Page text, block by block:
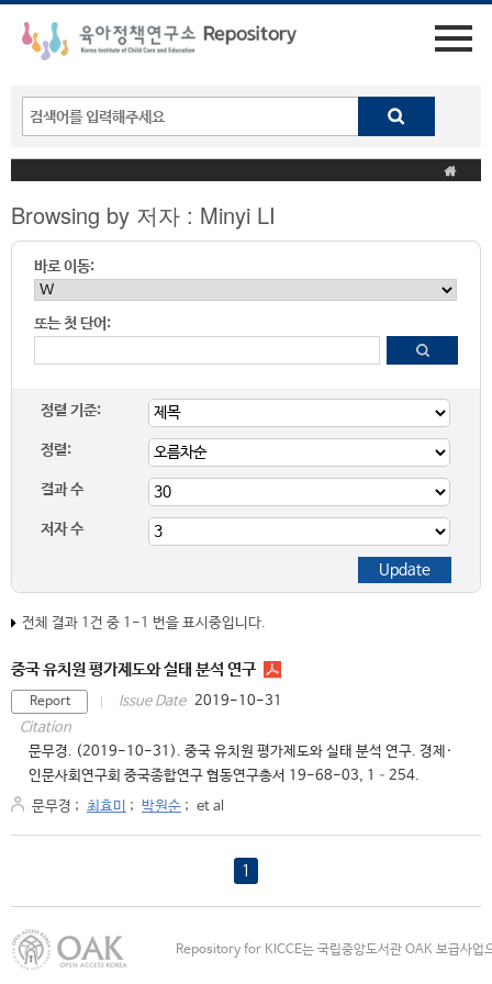
Browsing by 저자 : Minyi LI
바로 이동:
또는 첫 단어:
정렬 기준:
정렬:
결과 수
저자 수
전체 결과 1건 중 1-1 번을 표시중입니다.
중국 유치원 평가제도와 실태 분석 연구
Report Issue Date 2019-10-31
Citation
문무경. (2019-10-31). 중국 유치원 평가제도와 실태 분석 연구. 경제·
인문사회연구회 중국종합연구 협동연구총서 19-68-03, 1–254.
문무경 ; 최효미 ; 박원순 ; et al
1
Repository for KICCE는 국립중앙도서관 OAK 보급사업